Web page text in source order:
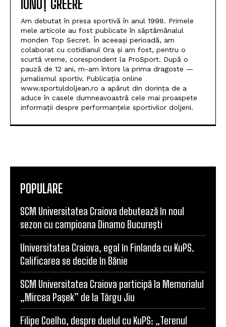
IONUȚ GREERE
Am debutat în presa sportivă în anul 1998. Primele
mele articole au fost publicate în săptămânalul
monden Top Secret. În aceeași perioadă, am
colaborat cu cotidianul Ora și am fost, pentru o
pauză de 12 ani, m-am întors la prima dragoste —
informații despre performanțele sportivilor doljeni.
POPULARE
SCM Universitatea Craiova debutează în noul
sezon cu campioana Dinamo București
Universitatea Craiova, egal în Finlanda cu KuPS.
Calificarea se decide în Bănie